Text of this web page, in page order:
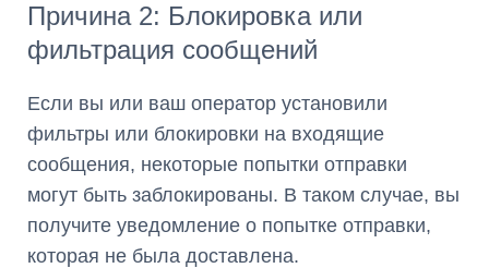
Причина 2: Блокировка или
фильтрация сообщений
Если вы или ваш оператор установили
фильтры или блокировки на входящие
сообщения, некоторые попытки отправки
могут быть заблокированы. В таком случае, вы
получите уведомление о попытке отправки,
которая не была доставлена.